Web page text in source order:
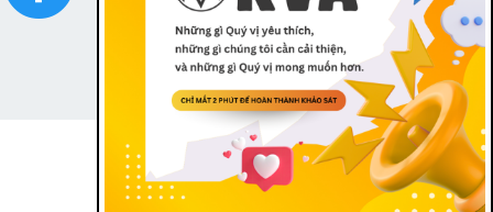
FOOTER
LIÊN LẠC Dark theme